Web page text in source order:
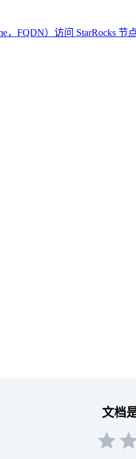
，FQDN）访问 StarRocks
文档